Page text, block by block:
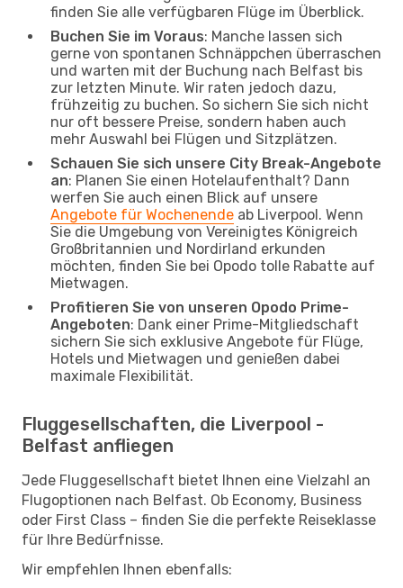
finden Sie alle verfügbaren Flüge im Überblick.
Buchen Sie im Voraus: Manche lassen sich
gerne von spontanen Schnäppchen überraschen
und warten mit der Buchung nach Belfast bis
zur letzten Minute. Wir raten jedoch dazu,
frühzeitig zu buchen. So sichern Sie sich nicht
nur oft bessere Preise, sondern haben auch
mehr Auswahl bei Flügen und Sitzplätzen.
Schauen Sie sich unsere City Break-Angebote
an: Planen Sie einen Hotelaufenthalt? Dann
werfen Sie auch einen Blick auf unsere
Angebote für Wochenende ab Liverpool. Wenn
Sie die Umgebung von Vereinigtes Königreich
Großbritannien und Nordirland erkunden
möchten, finden Sie bei Opodo tolle Rabatte auf
Mietwagen.
Profitieren Sie von unseren Opodo Prime-
Angeboten: Dank einer Prime-Mitgliedschaft
sichern Sie sich exklusive Angebote für Flüge,
Hotels und Mietwagen und genießen dabei
maximale Flexibilität.
Fluggesellschaften, die Liverpool -
Belfast anfliegen
Jede Fluggesellschaft bietet Ihnen eine Vielzahl an
Flugoptionen nach Belfast. Ob Economy, Business
oder First Class – finden Sie die perfekte Reiseklasse
für Ihre Bedürfnisse.
Wir empfehlen Ihnen ebenfalls: